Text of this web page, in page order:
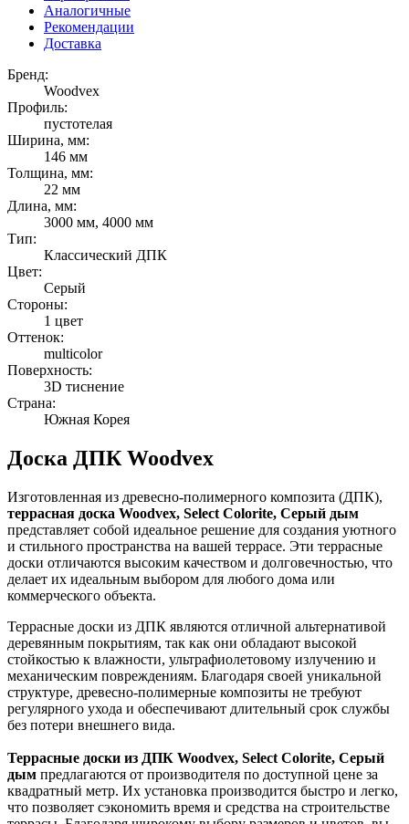
Аналогичные
Рекомендации
Доставка
Бренд:
Woodvex
Профиль:
пустотелая
Ширина, мм:
146 мм
Толщина, мм:
22 мм
Длина, мм:
3000 мм, 4000 мм
Тип:
Классический ДПК
Цвет:
Серый
Стороны:
1 цвет
Оттенок:
multicolor
Поверхность:
3D тиснение
Страна:
Южная Корея
Доска ДПК Woodvex
Изготовленная из древесно-полимерного композита (ДПК),
террасная доска Woodvex, Select Colorite, Серый дым
представляет собой идеальное решение для создания уютного
и стильного пространства на вашей террасе. Эти террасные
доски отличаются высоким качеством и долговечностью, что
делает их идеальным выбором для любого дома или
коммерческого объекта.
Террасные доски из ДПК являются отличной альтернативой
деревянным покрытиям, так как они обладают высокой
стойкостью к влажности, ультрафиолетовому излучению и
механическим повреждениям. Благодаря своей уникальной
структуре, древесно-полимерные композиты не требуют
регулярного ухода и обеспечивают длительный срок службы
без потери внешнего вида.
Террасные доски из ДПК Woodvex, Select Colorite, Серый
дым предлагаются от производителя по доступной цене за
квадратный метр. Их установка производится быстро и легко,
что позволяет сэкономить время и средства на строительстве